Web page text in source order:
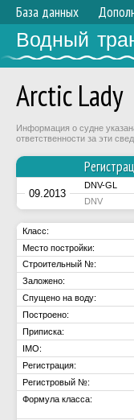
База данных
Водный
Arctic Lady
Информация о судне
ответственности за эти
09.2013
DNV-GL
DNV
Класс:
Место постройки:
Строительный №:
Заложено:
Спущено на воду:
Построено:
Приписка:
IMO:
Регистрация:
Регистровый №:
Формула класса: